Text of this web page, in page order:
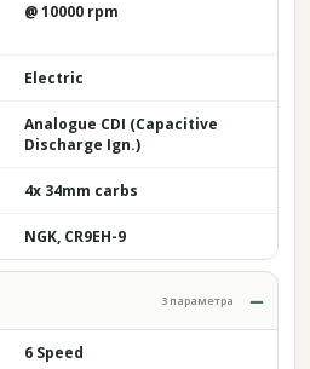
@ 10000 rpm
Electric
Analogue CDI (Capacitive
Discharge Ign.)
4x 34mm carbs
NGK, CR9EH-9
3 параметра
6 Speed